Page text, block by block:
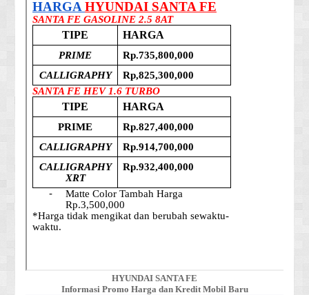
HYUNDAI SANTA FE
Informasi Promo Harga dan Kredit Mobil Baru